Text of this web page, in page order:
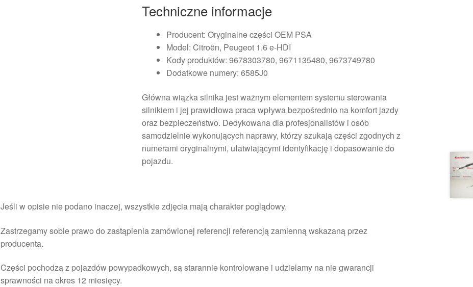
Techniczne informacje
Producent: Oryginalne części OEM PSA
Model: Citroën, Peugeot 1.6 e-HDI
Kody produktów: 9678303780, 9671135480, 9673749780
Dodatkowe numery: 6585J0
Główna wiązka silnika jest ważnym elementem systemu sterowania
silnikiem i jej prawidłowa praca wpływa bezpośrednio na komfort jazdy
oraz bezpieczeństwo. Dedykowana dla profesjonalistów i osób
samodzielnie wykonujących naprawy, którzy szukają części zgodnych z
numerami oryginalnymi, ułatwiającymi identyfikację i dopasowanie do
pojazdu.
Jeśli w opisie nie podano inaczej, wszystkie zdjęcia mają charakter poglądowy.
Zastrzegamy sobie prawo do zastąpienia zamówionej referencji referencją zamienną wskazaną przez
producenta.
Części pochodzą z pojazdów powypadkowych, są starannie kontrolowane i udzielamy na nie gwarancji
sprawności na okres 12 miesięcy.